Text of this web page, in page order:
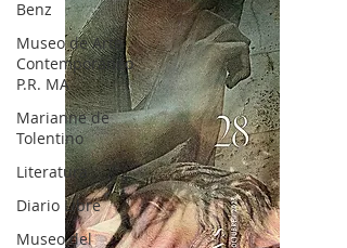
Benz
Museo de Arte
Contemporáneo
P.R. MA
Marianne de
Tolentino
Literatura
Diario Libre
Museo del